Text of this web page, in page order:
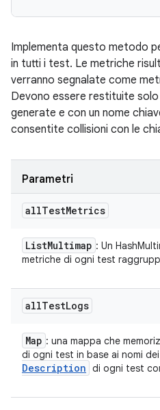
Implementa questo metodo
in tutti i test. Le metriche
verranno segnalate come
Devono essere restituite
generate e con un nome
consentite collisioni con le
Parametri
allTestMetrics
ListMultimap : Un
metriche di ogni test
allTestLogs
Map : una mappa che
di ogni test in base ai nomi
Description di ogni test